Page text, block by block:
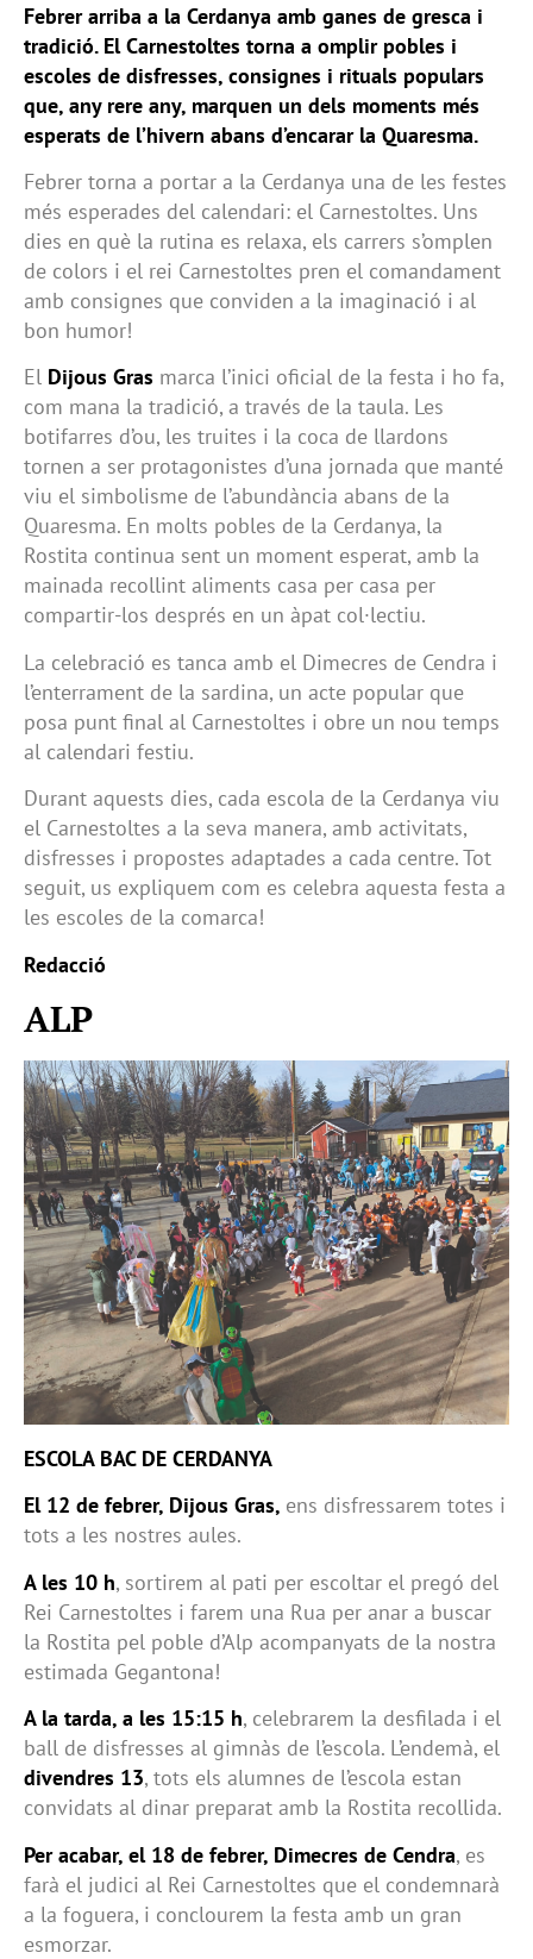
Febrer arriba a la Cerdanya amb ganes de gresca i
tradició. El Carnestoltes torna a omplir pobles i
escoles de disfresses, consignes i rituals populars
que, any rere any, marquen un dels moments més
esperats de l’hivern abans d’encarar la Quaresma.
Febrer torna a portar a la Cerdanya una de les festes
més esperades del calendari: el Carnestoltes. Uns
dies en què la rutina es relaxa, els carrers s’omplen
de colors i el rei Carnestoltes pren el comandament
amb consignes que conviden a la imaginació i al
bon humor!
El Dijous Gras marca l’inici oficial de la festa i ho fa,
com mana la tradició, a través de la taula. Les
botifarres d’ou, les truites i la coca de llardons
tornen a ser protagonistes d’una jornada que manté
viu el simbolisme de l’abundància abans de la
Quaresma. En molts pobles de la Cerdanya, la
Rostita continua sent un moment esperat, amb la
mainada recollint aliments casa per casa per
compartir-los després en un àpat col·lectiu.
La celebració es tanca amb el Dimecres de Cendra i
l’enterrament de la sardina, un acte popular que
posa punt final al Carnestoltes i obre un nou temps
al calendari festiu.
Durant aquests dies, cada escola de la Cerdanya viu
el Carnestoltes a la seva manera, amb activitats,
disfresses i propostes adaptades a cada centre. Tot
seguit, us expliquem com es celebra aquesta festa a
les escoles de la comarca!
Redacció
ALP
ESCOLA BAC DE CERDANYA
El 12 de febrer, Dijous Gras, ens disfressarem totes i
tots a les nostres aules.
A les 10 h, sortirem al pati per escoltar el pregó del
Rei Carnestoltes i farem una Rua per anar a buscar
la Rostita pel poble d’Alp acompanyats de la nostra
estimada Gegantona!
A la tarda, a les 15:15 h, celebrarem la desfilada i el
ball de disfresses al gimnàs de l’escola. L’endemà, el
divendres 13, tots els alumnes de l’escola estan
convidats al dinar preparat amb la Rostita recollida.
Per acabar, el 18 de febrer, Dimecres de Cendra, es
farà el judici al Rei Carnestoltes que el condemnarà
a la foguera, i conclourem la festa amb un gran
esmorzar.